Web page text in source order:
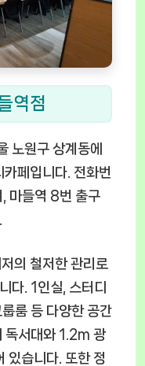
역점
노원구 상계동에
페입니다. 전화번
들역 8번 출구
의 철저한 관리로
다. 1인실, 스터디
룸 등 다양한 공간
독서대와 1.2m 광
있습니다. 또한 정